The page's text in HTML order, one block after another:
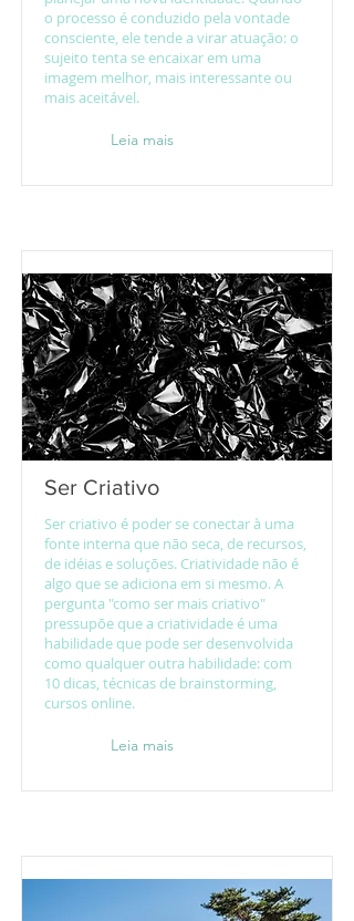
o processo é conduzido pela vontade
consciente, ele tende a virar atuação: o
sujeito tenta se encaixar em uma
imagem melhor, mais interessante ou
mais aceitável.
Leia mais
Ser Criativo
Ser criativo é poder se conectar à uma
fonte interna que não seca, de recursos,
de idéias e soluções. Criatividade não é
algo que se adiciona em si mesmo. A
pergunta "como ser mais criativo"
pressupõe que a criatividade é uma
habilidade que pode ser desenvolvida
como qualquer outra habilidade: com
10 dicas, técnicas de brainstorming,
cursos online.
Leia mais